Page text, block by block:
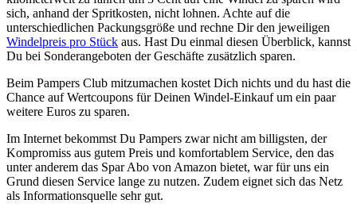
sich, anhand der Spritkosten, nicht lohnen. Achte auf die
unterschiedlichen Packungsgröße und rechne Dir den jeweiligen
Windelpreis pro Stück aus. Hast Du einmal diesen Überblick, kannst
Du bei Sonderangeboten der Geschäfte zusätzlich sparen.
Beim Pampers Club mitzumachen kostet Dich nichts und du hast die
Chance auf Wertcoupons für Deinen Windel-Einkauf um ein paar
weitere Euros zu sparen.
Im Internet bekommst Du Pampers zwar nicht am billigsten, der
Kompromiss aus gutem Preis und komfortablem Service, den das
unter anderem das Spar Abo von Amazon bietet, war für uns ein
Grund diesen Service lange zu nutzen. Zudem eignet sich das Netz
als Informationsquelle sehr gut.